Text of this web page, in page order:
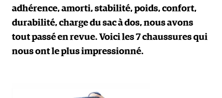
adhérence, amorti, stabilité, poids, confort,
durabilité, charge du sac à dos, nous avons
tout passé en revue. Voici les 7 chaussures qui
nous ont le plus impressionné.